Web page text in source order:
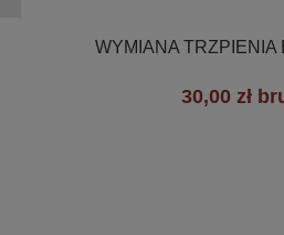
Szybki
WYMIANA TRZPIENIA
30,00 zł